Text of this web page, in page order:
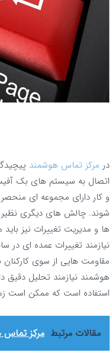
در مرکز تماس هوشمند
اتصال به سیستم‌ های بک
و کار دارای مجموعه‌ ای
شوند. چالش‌ های دیگری
ها و مدیریت تغییرات نیز
نیازمند تغییرات عمده‌ ای در
مقاومت‌ هایی از سوی
هوشمند نیازمند تحلیل دقیق
استفاده است که ممکن است
مقالات مرتبط مرکز